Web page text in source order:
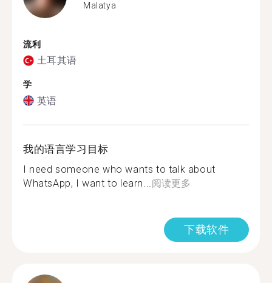
Malatya
流利
土耳其语
学
英语
我的语言学习目标
I need someone who wants to talk about
WhatsApp, I want to learn... 阅读更多
下载软件